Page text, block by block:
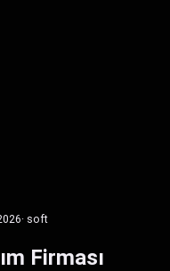
· soft
Firması